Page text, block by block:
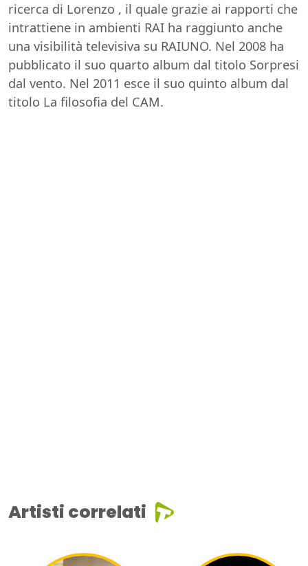
ricerca di Lorenzo , il quale grazie ai rapporti che
intrattiene in ambienti RAI ha raggiunto anche
una visibilità televisiva su RAIUNO. Nel 2008 ha
pubblicato il suo quarto album dal titolo Sorpresi
dal vento. Nel 2011 esce il suo quinto album dal
titolo La filosofia del CAM.
Artisti correlati